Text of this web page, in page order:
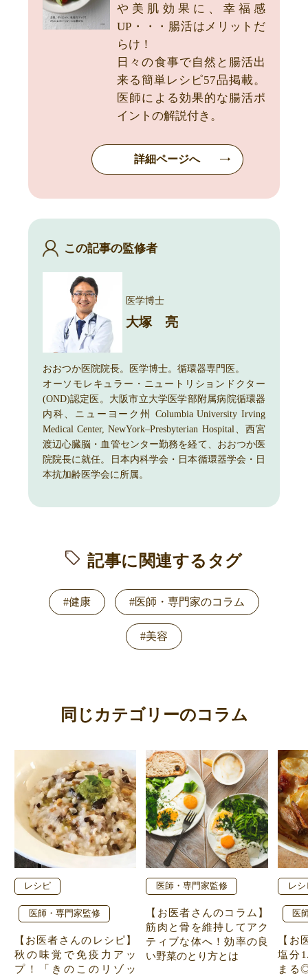
や美肌効果に、幸福感
UP・・・腸活はメリットだ
らけ！
日々の食事で自然と腸活出
来る簡単レシピ57品掲載。
医師による効果的な腸活ポ
イントの解説付き。
詳細ページへ
この記事の監修者
医学博士
大塚 亮
おおつか医院院長。医学博士。循環器専門医。
オーソモレキュラー・ニュートリションドクター
(OND)認定医。大阪市立大学医学部附属病院循環器
内科、ニューヨーク州 Columbia University Irving
Medical Center, NewYork–Presbyterian Hospital、西宮
渡辺心臓脳・血管センター勤務を経て、おおつか医
院院長に就任。日本内科学会・日本循環器学会・日
本抗加齢医学会に所属。
記事に関連するタグ
#健康 #医師・専門家のコラム
#美容
同じカテゴリーのコラム
レシピ
医師・専門家監修
【お医者さんのレシピ】
秋の味覚で免疫力アッ
プ！「きのこのリゾッ
医師・専門家監修
【お医者さんのコラム】
筋肉と骨を維持してアク
ティブな体へ！効率の良
い野菜のとり方とは
レシ
医
【お
塩分
まる